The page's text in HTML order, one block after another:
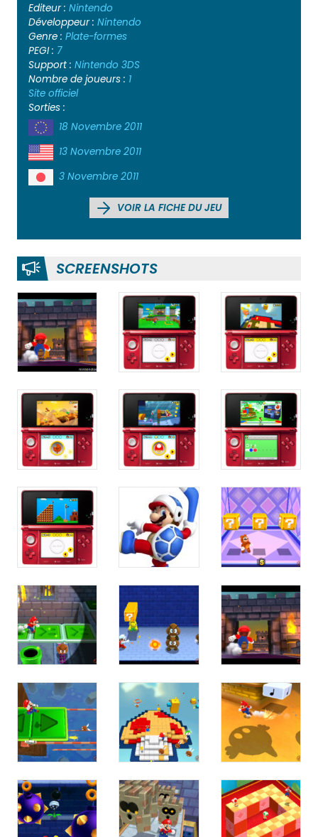
Editeur : Nintendo
Développeur : Nintendo
Genre : Plate-formes
PEGI : 7
Support : Nintendo 3DS
Nombre de joueurs : 1
Site officiel
Sorties :
18 Novembre 2011
13 Novembre 2011
3 Novembre 2011
VOIR LA FICHE DU JEU
SCREENSHOTS